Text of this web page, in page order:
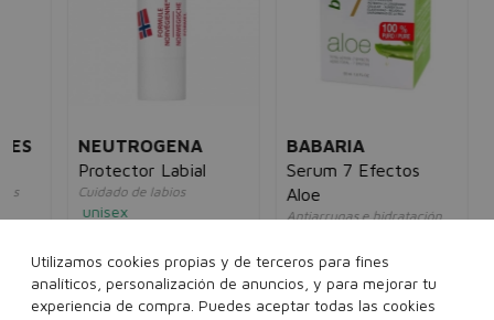
NEUTROGENA
Protector Labial
Cuidado de labios
unisex
4 g
BABARIA
Serum 7 Efectos
Aloe
Antiarrugas e hidratación
10,00€ 7,95€
Utilizamos cookies propias y de terceros para fines
analíticos, personalización de anuncios, y para mejorar tu
experiencia de compra. Puedes aceptar todas las cookies